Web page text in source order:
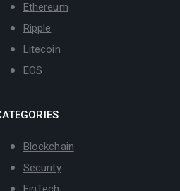
Ethereum
Ripple
Litecoin
EOS
Blockchain
Security